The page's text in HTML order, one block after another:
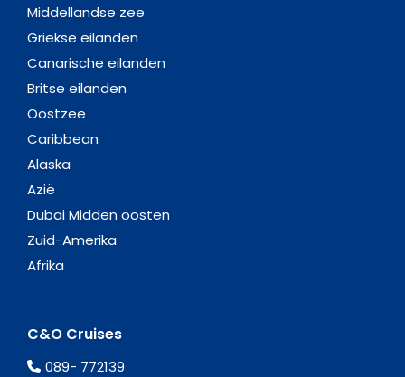
Middellandse zee
Griekse eilanden
Canarische eilanden
Britse eilanden
Oostzee
Caribbean
Alaska
Azië
Dubai Midden oosten
Zuid-Amerika
Afrika
C&O Cruises
089- 772139